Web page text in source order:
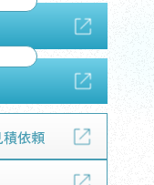
積依頼